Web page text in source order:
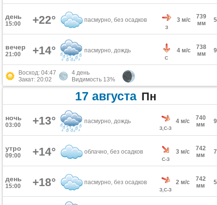
день
15:00 +22° пасмурно, без осадков
З
3 м/с
739
мм
вечер
21:00 +14° пасмурно, дождь
С
4 м/с
738
мм
Восход: 04:47
Закат: 20:02
4 день
Видимость 13%
17 августа Пн
ночь
03:00 +13° пасмурно, дождь
З,С-З
4 м/с
740
мм
утро
09:00 +14° облачно, без осадков
С-З
3 м/с
742
мм
день
15:00 +18° пасмурно, без осадков
З,С-З
2 м/с
742
мм